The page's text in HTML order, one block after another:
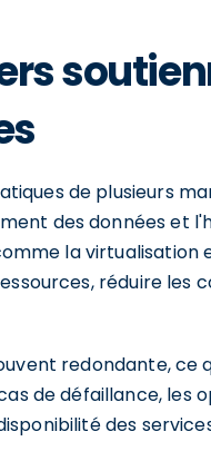
de plusieurs
des données et
la virtualisation
réduire les
redondante, ce
de défaillance, les
des